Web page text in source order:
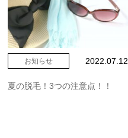
ブライダルプラン
ビューティーコラム
よくある質問
お知らせ 2022.07.12
夏の脱毛！3つの注意点！！